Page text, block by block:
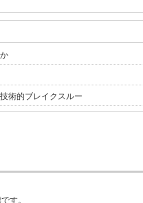
術的ブレイクスルー
す。